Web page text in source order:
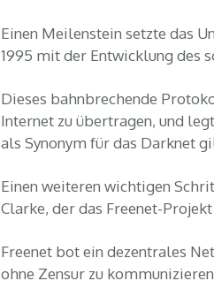
Einen Meilenstein setzte das
1995 mit der Entwicklung des
Dieses bahnbrechende
Internet zu übertragen, und
als Synonym für das Darknet
Einen weiteren wichtigen
Clarke, der das Freenet-
Freenet bot ein dezentrales
ohne Zensur zu